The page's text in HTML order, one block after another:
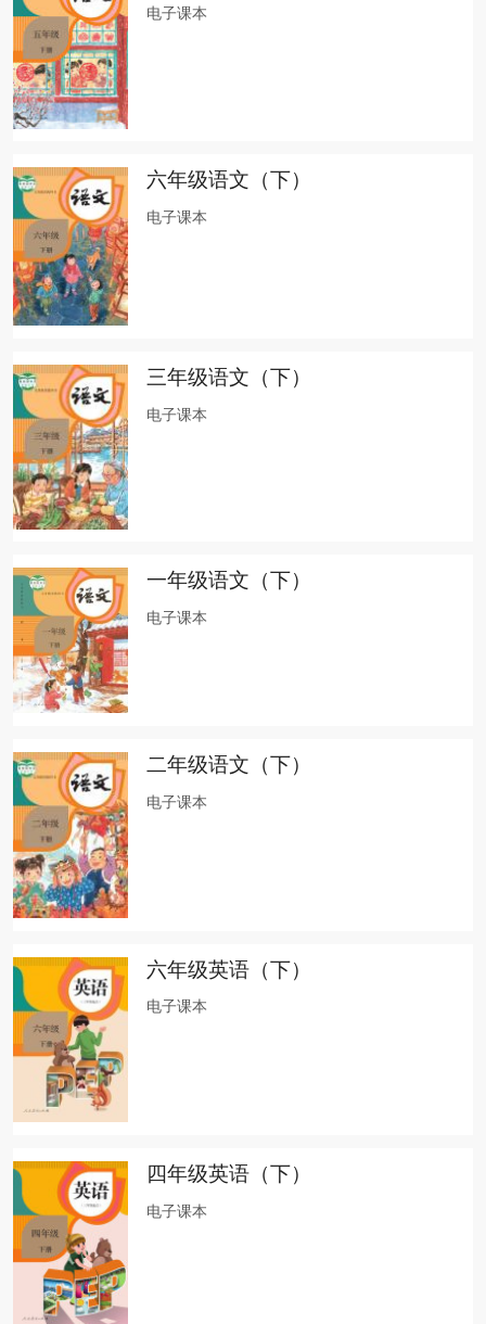
电子课本
六年级语文（下）
电子课本
三年级语文（下）
电子课本
一年级语文（下）
电子课本
二年级语文（下）
电子课本
六年级英语（下）
电子课本
四年级英语（下）
电子课本